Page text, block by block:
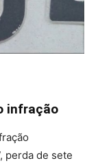
infração
perda de sete